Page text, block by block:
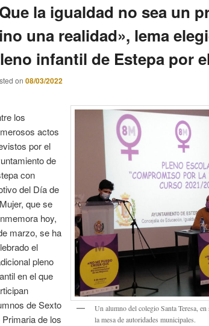
la igualdad no sea un
una realidad», lema
infantil de Estepa por
on 08/03/2022
Un alumno del colegio Santa Teresa,
la mesa de autoridades municipales.
los
actos
por el
de
con
del Día de
que se
hoy,
marzo, se ha
el
pleno
en el que
de Sexto
Primaria de los